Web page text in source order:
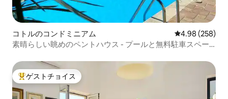
コトルのコンドミニアム レビュー258
4.98 (258)
素晴らしい眺めのペントハウス - プールと無料駐車スペー
大好評のゲストチョイスです。
ゲストチョイス